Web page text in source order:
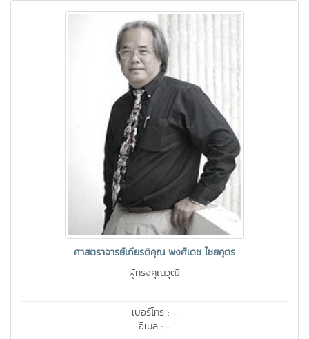
ศาสตราจารย์เกียรติคุณ พงศ์เดช ไชยคุตร
ผู้ทรงคุณวุฒิ
เบอร์โทร : -
อีเมล : -